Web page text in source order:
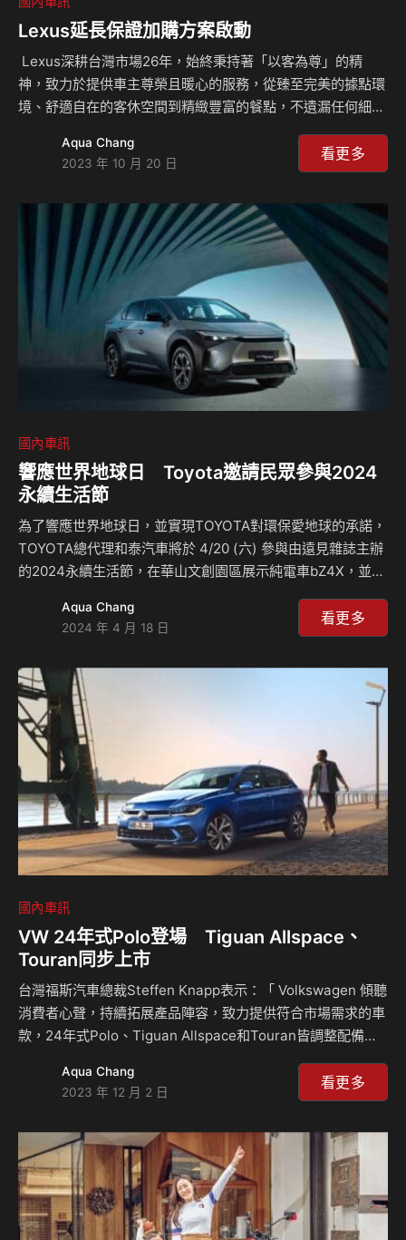
Lexus延長保證加購方案啟動
Lexus深耕台灣市場26年，始終秉持著「以客為尊」的精
神，致力於提供車主尊榮且暖心的服務，從臻至完美的據點環
境、舒適自在的客休空間到精緻豐富的餐點，不遺漏任何細節
Lexus於2023年10月19日起推出「LEXUS延長保證加購方
案」，基於4年或12萬公里保證，推出延長至5年或14萬公里
長保證加購方案」不僅可降低突發故障項目產生之非預期維修
成本風險，讓行車安心無虞，更將讓車主持續享有原廠專業服
務；此外，本方案可隨車輛轉讓，提升車輛轉售價值及保值
性。 「LEXUS延長保證加購…
Aqua Chang
2023 年 10 月 20 日
看更多
國內車訊
響應世界地球日 Toyota邀請民眾參與2024
永續生活節
為了響應世界地球日，並實現TOYOTA對環保愛地球的承諾，
TOYOTA總代理和泰汽車將於 4/20 (六) 參與由遠見雜誌主辦
的2024永續生活節，在華山文創園區展示純電車bZ4X，並規
標的使命。敬邀民眾親臨現場響應永續生活，並見識TOYOTA
新能源車款的迷人魅力。 全球多元電動化車輛戰略 除了
聞名世界以外，TOYOTA早在1992年即投入電動車的開發，
台灣也在2022年導入bZ4X。除此之外，2014年也開發出
FCEV (Fuel-Cell El…
Aqua Chang
2024 年 4 月 18 日
看更多
國內車訊
VW 24年式Polo登場 Tiguan Allspace、
Touran同步上市
台灣福斯汽車總裁Steffen Knapp表示：「 Volkswagen 傾聽
消費者心聲，持續拓展產品陣容，致力提供符合市場需求的車
款，24年式Polo、Tiguan Allspace和Touran皆調整配備和
眼外觀和駕駛科技著稱的Polo，24年式全車系擁有Air Care
Climatronic 觸控式雙區電子恆溫空調、Keyless Access 免
天窗，成為同級首屈一指的都會掀背車，同時，已是5+2人座
運動休旅代名詞的Tiguan Allspace，24年式的330…
Aqua Chang
2023 年 12 月 2 日
看更多